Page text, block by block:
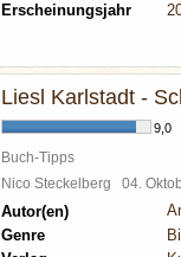
Erscheinungsjahr
Liesl Karlstadt -
9,0
Buch-Tipps
Nico Steckelberg 04.
Autor(en)
Genre